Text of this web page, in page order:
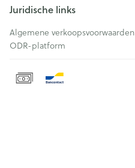
Juridische links
Algemene verkoopsvoorwaarden
ODR-platform